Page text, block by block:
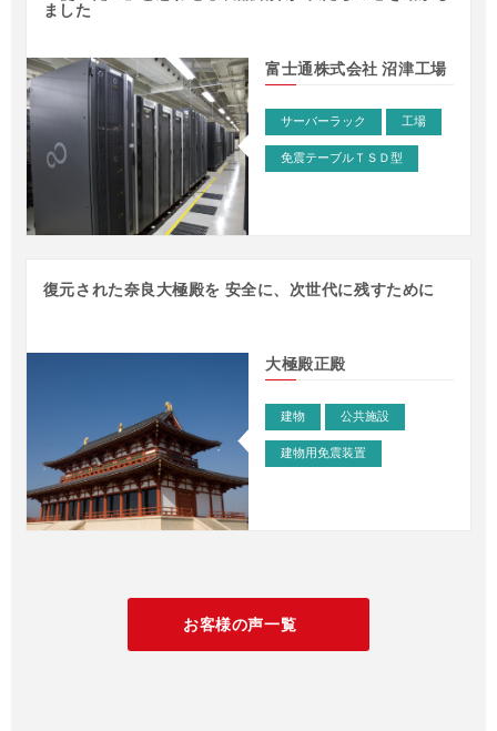
事例 – 医療・臨床・理化学機器
ました
富士通株式会社 沼津工場
サーバーラック 工場
免震テーブルＴＳＤ型
復元された奈良大極殿を 安全に、次世代に残すために
大極殿正殿
建物 公共施設
建物用免震装置
お客様の声一覧